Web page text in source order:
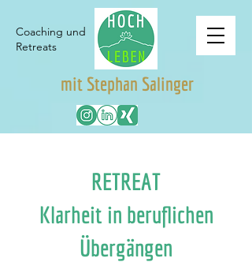
mit Stephan Salinger
Coaching und
Retreats
RETREAT
Klarheit in beruflichen
Übergängen